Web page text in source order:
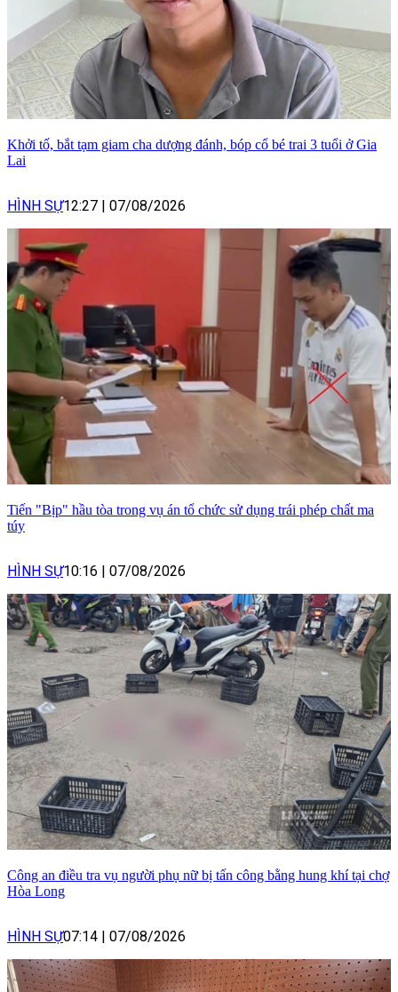
Khởi tố, bắt tạm giam cha dượng đánh, bóp cổ bé trai 3 tuổi ở Gia
Lai
HÌNH SỰ12:27 | 07/08/2026
Tiến "Bịp" hầu tòa trong vụ án tổ chức sử dụng trái phép chất ma
túy
HÌNH SỰ10:16 | 07/08/2026
Công an điều tra vụ người phụ nữ bị tấn công bằng hung khí tại chợ
Hòa Long
HÌNH SỰ07:14 | 07/08/2026